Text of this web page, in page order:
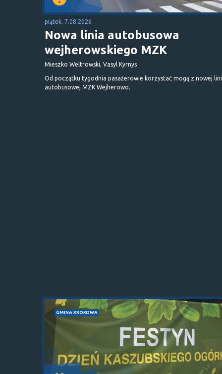
piątek, 7.08.2026
Nowa linia autobusowa
wejherowskiego MZK
Mieszko Weltrowski, Vasyl Kyrnys
Od początku tygodnia pasażerowie korzystać mogą z nowej
autobusowej MZK Wejherowo.
GMINA KROKOWA